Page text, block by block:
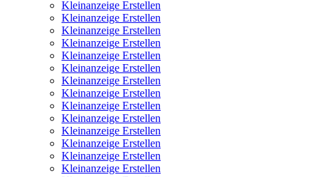
Kleinanzeige Erstellen
Kleinanzeige Erstellen
Kleinanzeige Erstellen
Kleinanzeige Erstellen
Kleinanzeige Erstellen
Kleinanzeige Erstellen
Kleinanzeige Erstellen
Kleinanzeige Erstellen
Kleinanzeige Erstellen
Kleinanzeige Erstellen
Kleinanzeige Erstellen
Kleinanzeige Erstellen
Kleinanzeige Erstellen
Kleinanzeige Erstellen